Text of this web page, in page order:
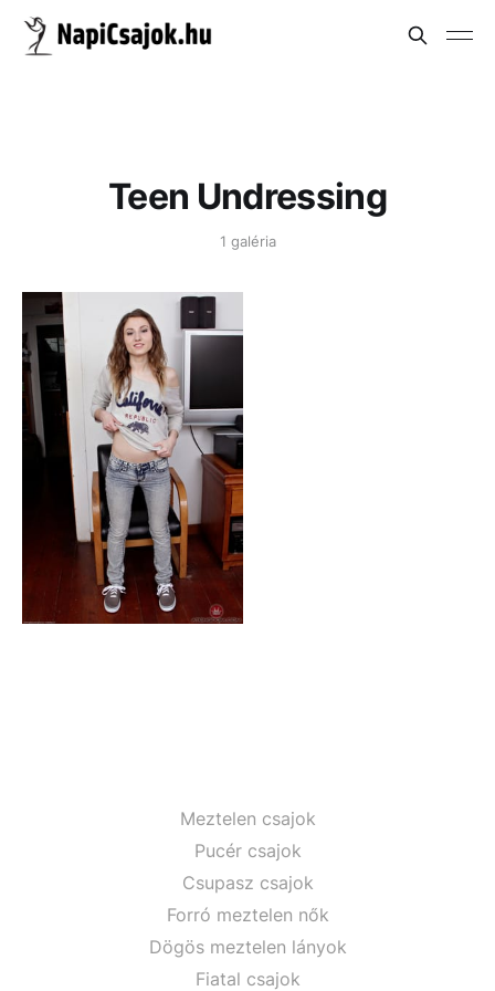
Teen Undressing
1 galéria
Meztelen csajok
Pucér csajok
Csupasz csajok
Forró meztelen nők
Dögös meztelen lányok
Fiatal csajok